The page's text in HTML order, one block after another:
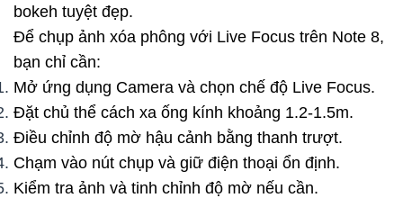
bokeh tuyệt đẹp.
Để chụp ảnh xóa phông với Live Focus trên Note 8,
bạn chỉ cần:
Mở ứng dụng Camera và chọn chế độ Live Focus.
Đặt chủ thể cách xa ống kính khoảng 1.2-1.5m.
Điều chỉnh độ mờ hậu cảnh bằng thanh trượt.
Chạm vào nút chụp và giữ điện thoại ổn định.
Kiểm tra ảnh và tinh chỉnh độ mờ nếu cần.